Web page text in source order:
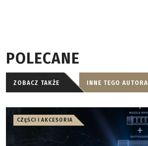
POLECANE
ZOBACZ TAKŻE INNE TEGO AUTORA
CZĘŚCI I AKCESORIA